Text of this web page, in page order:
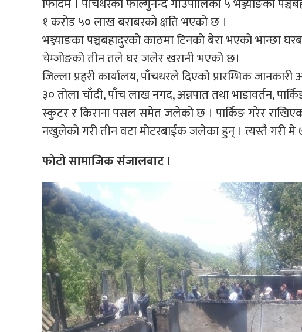
१ करोड ५० लाख बराबरको क्षति भएको छ ।
भञ्ज्याङका पञ्चबहादुरको काठमा टिनको बेरा भएको
चेम्जोङको तीन तले घर जलेर खरानी भएको छ।
जिल्ला प्रहरी कार्यालय, पाँचथरले दिएको प्रारम्भिक
३० तोला चाँदी, पाँच लाख नगद, अन्नपात तथा भाडावर्तन,
स्कुटर र किराना पसल समेत जलेको छ । पार्किङ गरेर
नखुलेको गरी तीन वटा मोटरबाईक जलेका हुन् । त्यस्तै गरी
फोटाे सामाजिक संजालबाट ।